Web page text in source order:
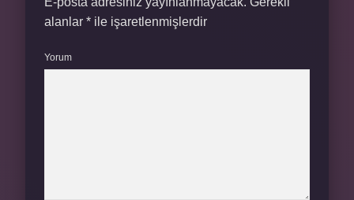
alanlar * ile işaretlenmişlerdir
Yorum